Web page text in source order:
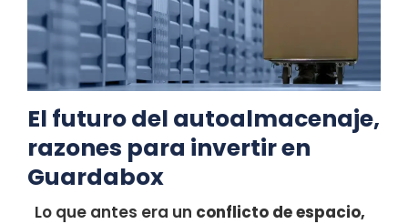
El futuro del autoalmacenaje,
razones para invertir en
Guardabox
Lo que antes era un conflicto de espacio,